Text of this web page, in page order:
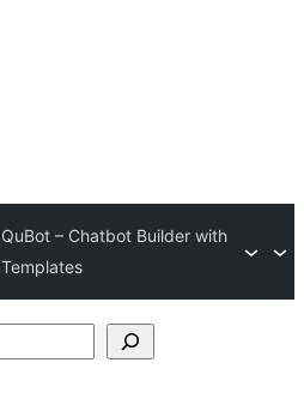
QuBot – Chatbot Builder with
Templates